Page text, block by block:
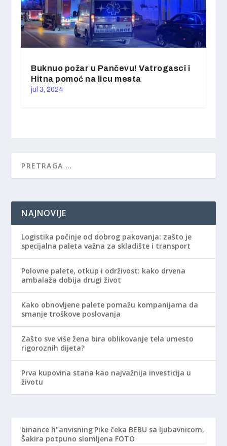
Buknuo požar u Pančevu! Vatrogasci i
Hitna pomoć na licu mesta
jul 3, 2024
NAJNOVIJE
Logistika počinje od dobrog pakovanja: zašto je
specijalna paleta važna za skladište i transport
Polovne palete, otkup i održivost: kako drvena
ambalaža dobija drugi život
Kako obnovljene palete pomažu kompanijama da
smanje troškove poslovanja
Zašto sve više žena bira oblikovanje tela umesto
rigoroznih dijeta?
Prva kupovina stana kao najvažnija investicija u
životu
binance h"anvisning Pike čeka BEBU sa ljubavnicom,
Šakira potpuno slomljena FOTO